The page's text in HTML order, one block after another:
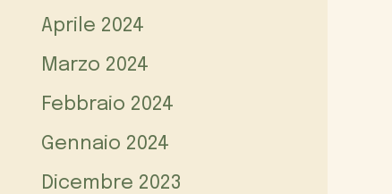
Aprile 2024
Marzo 2024
Febbraio 2024
Gennaio 2024
Dicembre 2023